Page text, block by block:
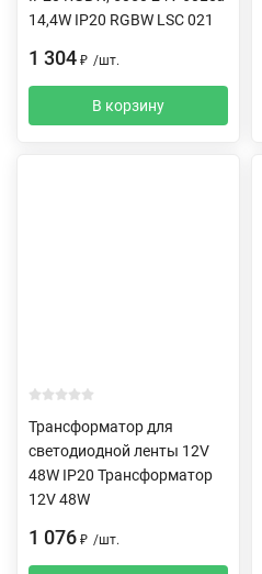
14,4W IP20 RGBW LSC 021
1 304 ₽ /шт.
В корзину
Трансформатор для
светодиодной ленты 12V
48W IP20 Трансформатор
12V 48W
1 076 ₽ /шт.